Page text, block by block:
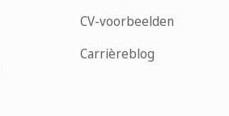
CV-voorbeelden
Carrièreblog